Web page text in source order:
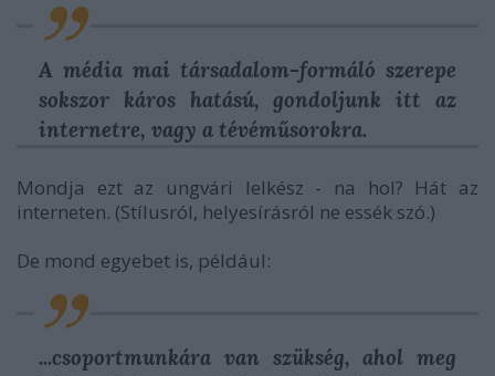
A média mai társadalom-formáló szerepe
sokszor káros hatású, gondoljunk itt az
internetre, vagy a tévéműsorokra.
Mondja ezt az ungvári lelkész - na hol? Hát az
interneten. (Stílusról, helyesírásról ne essék szó.)
De mond egyebet is, például:
...csoportmunkára van szükség, ahol meg